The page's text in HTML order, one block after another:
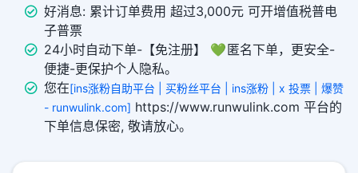
好消息: 累计订单费用 超过3,000元 可开增值税普电
子普票
24小时自动下单-【免注册】 💚 匿名下单，更安全-
便捷-更保护个人隐私。
您在[ins涨粉自助平台 | 买粉丝平台 | ins涨粉 | x 投票 | 爆赞
- runwulink.com] https://www.runwulink.com 平台的
下单信息保密, 敬请放心。